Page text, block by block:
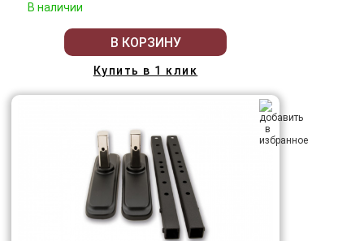
В наличии
В КОРЗИНУ
Купить в 1 клик